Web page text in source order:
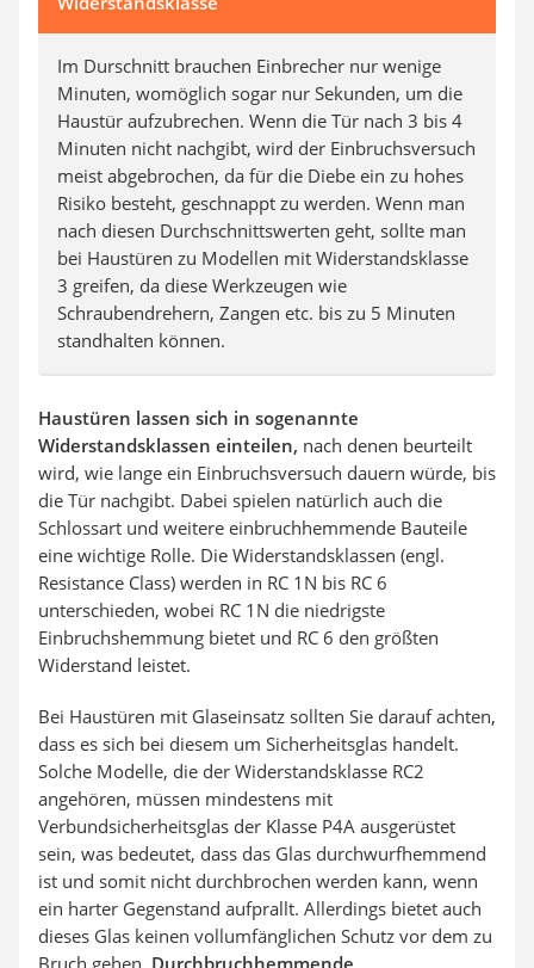
Im Durschnitt brauchen Einbrecher nur wenige
Minuten, womöglich sogar nur Sekunden, um die
Haustür aufzubrechen. Wenn die Tür nach 3 bis 4
Minuten nicht nachgibt, wird der Einbruchsversuch
meist abgebrochen, da für die Diebe ein zu hohes
Risiko besteht, geschnappt zu werden. Wenn man
nach diesen Durchschnittswerten geht, sollte man
bei Haustüren zu Modellen mit Widerstandsklasse
3 greifen, da diese Werkzeugen wie
Schraubendrehern, Zangen etc. bis zu 5 Minuten
standhalten können.
Haustüren lassen sich in sogenannte
Widerstandsklassen einteilen, nach denen beurteilt
wird, wie lange ein Einbruchsversuch dauern würde, bis
die Tür nachgibt. Dabei spielen natürlich auch die
Schlossart und weitere einbruchhemmende Bauteile
eine wichtige Rolle. Die Widerstandsklassen (engl.
Resistance Class) werden in RC 1N bis RC 6
unterschieden, wobei RC 1N die niedrigste
Einbruchshemmung bietet und RC 6 den größten
Widerstand leistet.
Bei Haustüren mit Glaseinsatz sollten Sie darauf achten,
dass es sich bei diesem um Sicherheitsglas handelt.
Solche Modelle, die der Widerstandsklasse RC2
angehören, müssen mindestens mit
Verbundsicherheitsglas der Klasse P4A ausgerüstet
sein, was bedeutet, dass das Glas durchwurfhemmend
ist und somit nicht durchbrochen werden kann, wenn
ein harter Gegenstand aufprallt. Allerdings bietet auch
dieses Glas keinen vollumfänglichen Schutz vor dem zu
Bruch gehen. Durchbruchhemmende